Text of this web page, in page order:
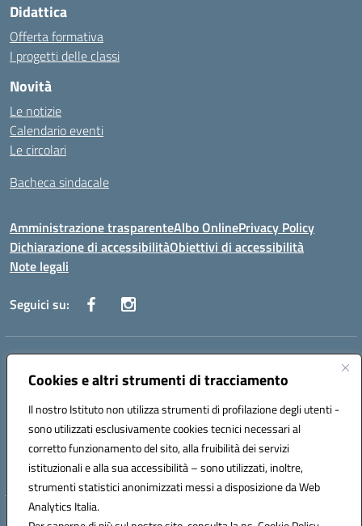
Cookies e altri strumenti di tracciamento
Il nostro Istituto non utilizza strumenti di profilazione degli utenti -
sono utilizzati esclusivamente cookies tecnici necessari al
corretto funzionamento del sito, alla fruibilità dei servizi
istituzionali e alla sua accessibilità – sono utilizzati, inoltre,
strumenti statistici anonimizzati messi a disposizione da Web
Analytics Italia.
Didattica
Offerta formativa
I progetti delle classi
Novità
Le notizie
Calendario eventi
Le circolari
Bacheca sindacale
Amministrazione trasparenteAlbo OnlinePrivacy Policy
Dichiarazione di accessibilitàObiettivi di accessibilità
Note legali
Seguici su:
Indirizzo:
Centralino:0924 534873 Salemi - 0924534879 Partanna
Posta elettronica certificata (PEC):tpis002005@pec.istruzione.it
Codice fiscale: 90000320813
Codice meccanografico: TPIS002005
Hosting & Powered by 3D Solution S.r.l.